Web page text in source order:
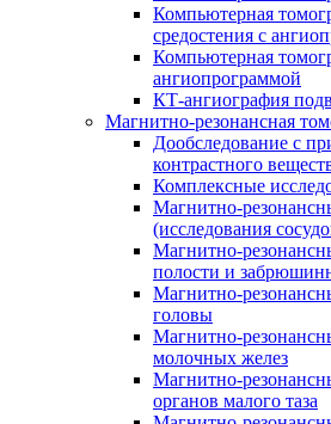
Компьютерная
средостения с
Компьютерная
ангиопрограммой
КТ-ангиография
Магнитно-резонансная
Дообследование с
контрастного
Комплексные
Магнитно-
(исследования
Магнитно-
полости и
Магнитно-
головы
Магнитно-
молочных желез
Магнитно-
органов малого таза